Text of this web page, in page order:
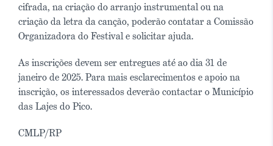
cifrada, na criação do arranjo instrumental ou na
criação da letra da canção, poderão contatar a Comissão
Organizadora do Festival e solicitar ajuda.
As inscrições devem ser entregues até ao dia 31 de
janeiro de 2025. Para mais esclarecimentos e apoio na
inscrição, os interessados deverão contactar o Município
das Lajes do Pico.
CMLP/RP